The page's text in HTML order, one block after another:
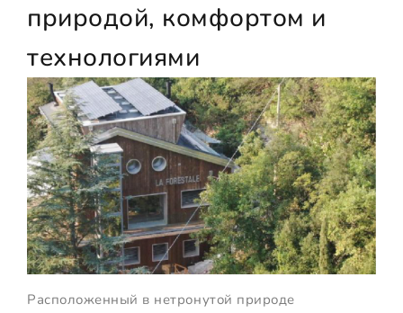
природой, комфортом и
технологиями
Расположенный в нетронутой природе